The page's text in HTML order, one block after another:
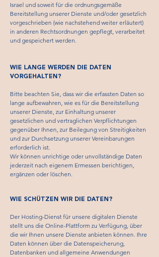
Israel und soweit für die ordnungsgemäße
Bereitstellung unserer Dienste und/oder gesetzlich
vorgeschrieben (wie nachstehend weiter erläutert)
in anderen Rechtsordnungen gepflegt, verarbeitet
und gespeichert werden.
WIE LANGE WERDEN DIE DATEN
VORGEHALTEN?
Bitte beachten Sie, dass wir die erfassten Daten so
lange aufbewahren, wie es für die Bereitstellung
unserer Dienste, zur Einhaltung unserer
gesetzlichen und vertraglichen Verpflichtungen
gegenüber Ihnen, zur Beilegung von Streitigkeiten
und zur Durchsetzung unserer Vereinbarungen
erforderlich ist.
Wir können unrichtige oder unvollständige Daten
jederzeit nach eigenem Ermessen berichtigen,
ergänzen oder löschen.
WIE SCHÜTZEN WIR DIE DATEN?
Der Hosting-Dienst für unsere digitalen Dienste
stellt uns die Online-Plattform zu Verfügung, über
die wir Ihnen unsere Dienste anbieten können. Ihre
Daten können über die Datenspeicherung,
Datenbanken und allgemeine Anwendungen